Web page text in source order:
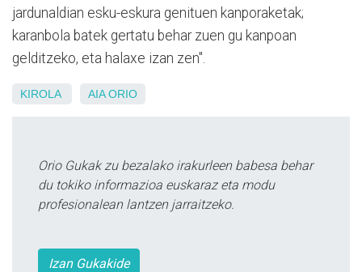
jardunaldian esku-eskura genituen kanporaketak;
karanbola batek gertatu behar zuen gu kanpoan
gelditzeko, eta halaxe izan zen".
KIROLA AIA ORIO
Orio Gukak zu bezalako irakurleen babesa behar
du tokiko informazioa euskaraz eta modu
profesionalean lantzen jarraitzeko.
Izan Gukakide